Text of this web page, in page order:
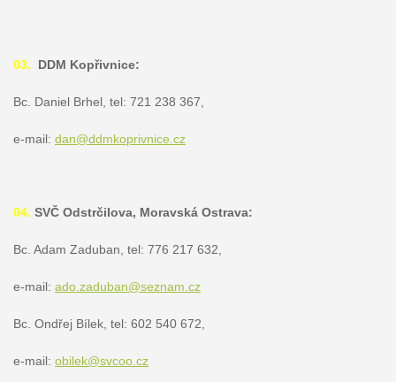
03. DDM Kopřivnice:
Bc. Daniel Brhel, tel: 721 238 367,
e-mail: dan@ddmkoprivnice.cz
04. SVČ Odstrčilova, Moravská Ostrava:
Bc. Adam Zaduban, tel: 776 217 632,
e-mail: ado.zaduban@seznam.cz
Bc. Ondřej Bílek, tel: 602 540 672,
e-mail: obilek@svcoo.cz